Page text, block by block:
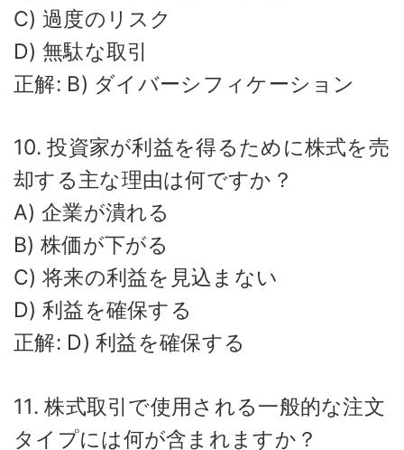
C) 過度のリスク
D) 無駄な取引
正解: B) ダイバーシフィケーション
10. 投資家が利益を得るために株式を売
却する主な理由は何ですか？
A) 企業が潰れる
B) 株価が下がる
C) 将来の利益を見込まない
D) 利益を確保する
正解: D) 利益を確保する
11. 株式取引で使用される一般的な注文
タイプには何が含まれますか？